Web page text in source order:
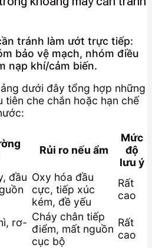
tránh làm ướt trực tiếp:
bảo vệ mạch, nhóm điều
nạp khí/cảm biến.
dưới đây tổng hợp những
tiên che chắn hoặc hạn chế
Rủi ro nếu ẩm
Mức
độ
lưu ý
đầu Oxy hóa đầu
cực, tiếp xúc
kém, đề yếu
Rất
cao
rơ- Cháy chân tiếp
điểm, mất nguồn
cục bộ
Rất
cao